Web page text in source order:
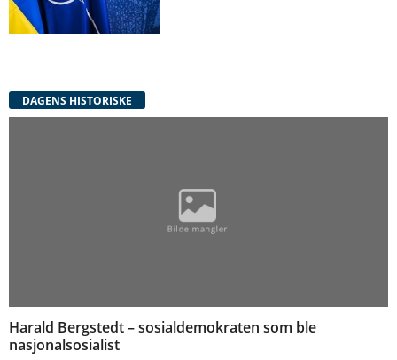
DAGENS HISTORISKE
Harald Bergstedt – sosialdemokraten som ble
nasjonalsosialist